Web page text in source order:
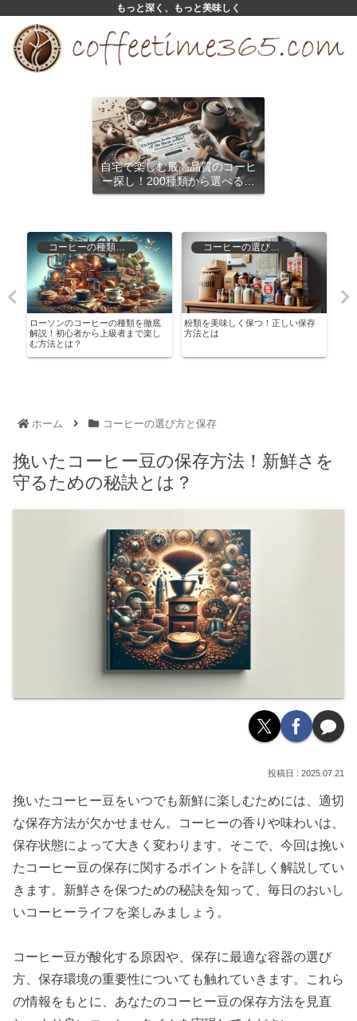
もっと深く、もっと美味しく
自宅で楽しむ最高品質のコーヒ
ー探し！200種類から選べるサ
ブスクリプション
ローソンのコーヒーの種類を徹底
解説！初心者から上級者まで楽し
む方法とは？
粉類を美味しく保つ！正しい保存
方法とは
ホーム コーヒーの選び方と保存
挽いたコーヒー豆の保存方法！新鮮さを
守るための秘訣とは？
2025.07.21
挽いたコーヒー豆をいつでも新鮮に楽しむためには、適切
な保存方法が欠かせません。コーヒーの香りや味わいは、
保存状態によって大きく変わります。そこで、今回は挽い
たコーヒー豆の保存に関するポイントを詳しく解説してい
きます。新鮮さを保つための秘訣を知って、毎日のおいし
いコーヒーライフを楽しみましょう。
コーヒー豆が酸化する原因や、保存に最適な容器の選び
方、保存環境の重要性についても触れていきます。これら
の情報をもとに、あなたのコーヒー豆の保存方法を見直